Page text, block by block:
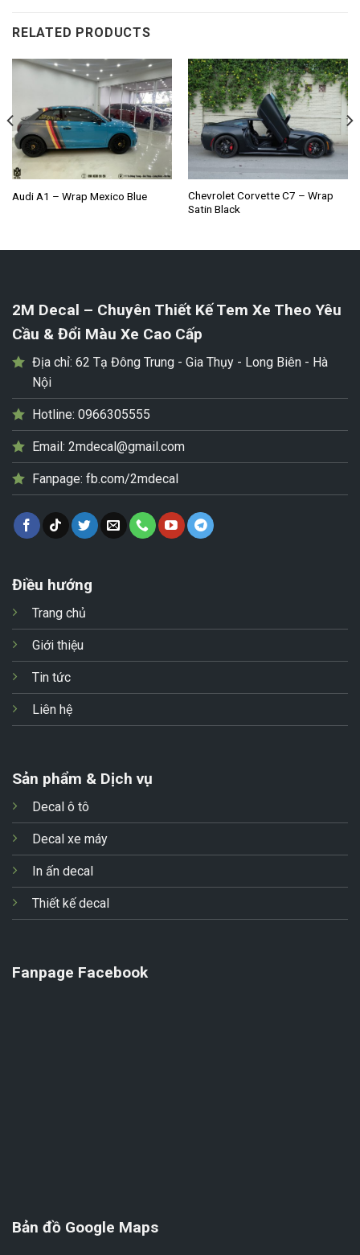
RELATED PRODUCTS
Audi A1 – Wrap Mexico Blue
Chevrolet Corvette C7 – Wrap
Satin Black
2M Decal – Chuyên Thiết Kế Tem Xe Theo Yêu
Cầu & Đổi Màu Xe Cao Cấp
Địa chỉ: 62 Tạ Đông Trung - Gia Thụy - Long Biên - Hà
Nội
Hotline: 0966305555
Email: 2mdecal@gmail.com
Fanpage: fb.com/2mdecal
Điều hướng
Trang chủ
Giới thiệu
Tin tức
Liên hệ
Sản phẩm & Dịch vụ
Decal ô tô
Decal xe máy
In ấn decal
Thiết kế decal
Fanpage Facebook
Bản đồ Google Maps